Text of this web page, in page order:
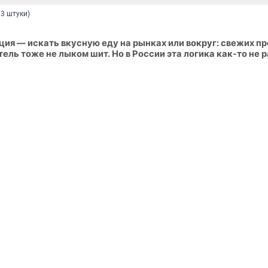
штуки)
— искать вкусную еду на рынках или вокруг: свежих
тоже не лыком шит. Но в России эта логика как-то не